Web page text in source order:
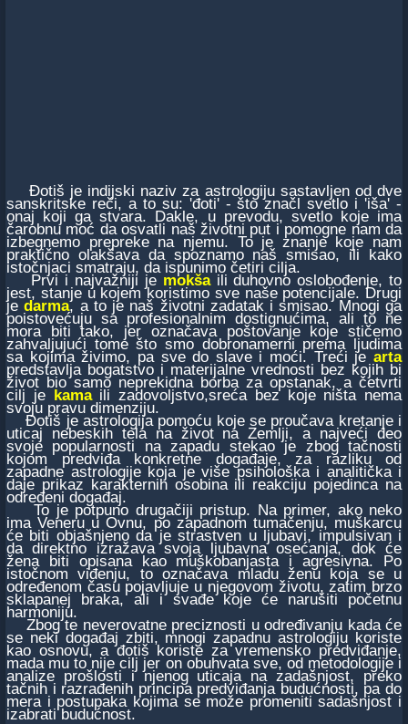
Đotiš je indijski naziv za astrologiju sastavljen od dve
sanskritske reči, a to su: 'đoti' - što značl svetlo i 'iša' -
onaj koji ga stvara. Dakle, u prevodu, svetlo koje ima
čarobnu moć da osvatli naš životni put i pomogne nam da
izbegnemo prepreke na njemu. To je znanje koje nam
praktično olakšava da spoznamo naš smisao, ili kako
istočnjaci smatraju, da ispunimo četiri cilja.
Prvi i najvažniji je mokšaili duhovno oslobođenje, to
jest, stanje u kojem koristimo sve naše potencijale. Drugi
jedarma, a to je naš životni zadatak i smisao. Mnogi ga
poistovećuju sa profesionalnim dostignućima, ali to ne
mora biti tako, jer označava poštovanje koje stičemo
zahvaljujući tome što smo dobronamerni prema ljudima
sa kojima živimo, pa sve do slave i moći. Treći je arta
predstavlja bogatstvo i materijalne vrednosti bez kojih bi
život bio samo neprekidna borba za opstanak, a četvrti
cilj je kamaili zadovoljstvo,sreća bez koje ništa nema
svoju pravu dimenziju.
Đotiš je astrologija pomoću koje se proučava kretanje i
uticaj nebeskih tela na život na Zemlji, a najveći deo
svoje popularnosti na zapadu stekao je zbog tačnosti
kojom predviđa konkretne događaje, za razliku od
zapadne astrologije koja je više psihološka i analitička i
daje prikaz karakternih osobina ili reakciju pojedinca na
određeni događaj.
To je potpuno drugačiji pristup. Na primer, ako neko
ima Veneru u Ovnu, po zapadnom tumačenju, muškarcu
će biti objašnjeno da je strastven u ljubavi, impulsivan i
da direktno izražava svoja ljubavna osećanja, dok će
žena biti opisana kao muškobanjasta i agresivna. Po
istočnom viđenju, to označava mladu ženu koja se u
određenom času pojavljuje u njegovom životu, zatim brzo
sklapanej braka, ali i svađe koje će narušiti početnu
harmoniju.
Zbog te neverovatne preciznosti u određivanju kada će
se neki događaj zbiti, mnogi zapadnu astrologiju koriste
kao osnovu, a đotiš koriste za vremensko predviđanje,
mada mu to nije cilj jer on obuhvata sve, od metodologije i
analize prošlosti i njenog uticaja na zadašnjost, preko
tačnih i razrađenih principa predviđanja budućnosti, pa do
mera i postupaka kojima se može promeniti sadašnjost i
izabrati budućnost.